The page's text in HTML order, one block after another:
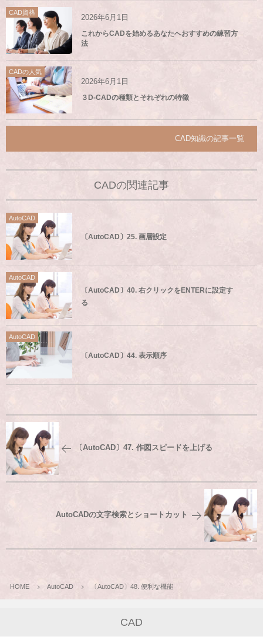
CAD資格
2026年6月1日
これからCADを始めるあなたへおすすめの練習方
法
CADの人気
2026年6月1日
３D-CADの種類とそれぞれの特徴
CAD知識の記事一覧
CADの関連記事
AutoCAD
〔AutoCAD〕25. 画層設定
AutoCAD
〔AutoCAD〕40. 右クリックをENTERに設定す
る
AutoCAD
〔AutoCAD〕44. 表示順序
〔AutoCAD〕47. 作図スピードを上げる
AutoCADの文字検索とショートカット
HOME AutoCAD 〔AutoCAD〕48. 便利な機能
CAD